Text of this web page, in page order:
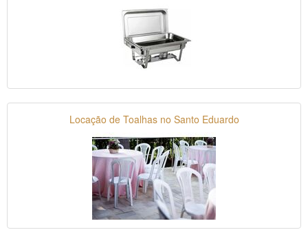
Locação de Toalhas no Santo Eduardo